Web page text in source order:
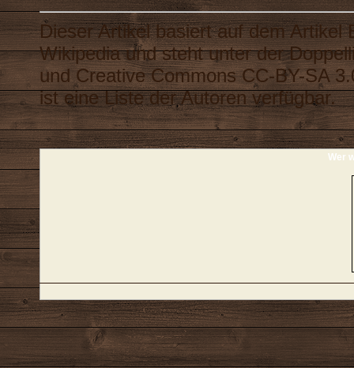
Dieser Artikel basiert auf dem Artikel
Wikipediaund steht unter der
undCreative Commons CC-BY-SA
ist eineListe der Autorenverfügbar.
Wer